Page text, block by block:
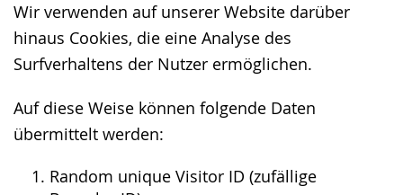
Wir verwenden auf unserer Website darüber
hinaus Cookies, die eine Analyse des
Surfverhaltens der Nutzer ermöglichen.
Auf diese Weise können folgende Daten
übermittelt werden:
Random unique Visitor ID (zufällige